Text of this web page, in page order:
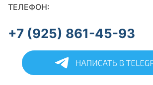
ТЕЛЕФОН:
+7 (925) 861-45-93